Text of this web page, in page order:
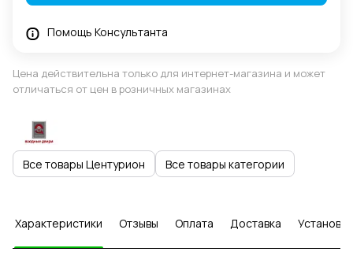
Помощь Консультанта
Цена действительна только для интернет-магазина и может
отличаться от цен в розничных магазинах
Все товары Центурион Все товары категории
Характеристики Отзывы Оплата Доставка Установка